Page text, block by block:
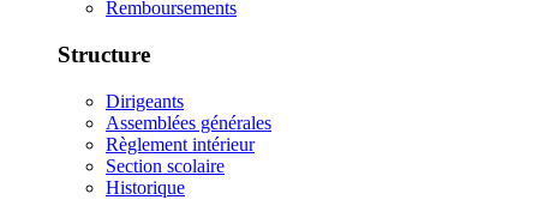
Remboursements
Structure
Dirigeants
Assemblées générales
Règlement intérieur
Section scolaire
Historique